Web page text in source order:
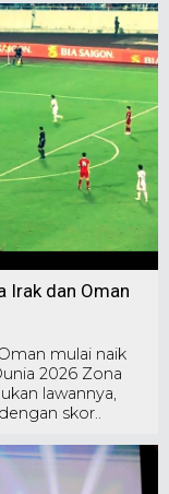
Irak dan Oman
mulai naik
2026 Zona
lawannya,
skor..